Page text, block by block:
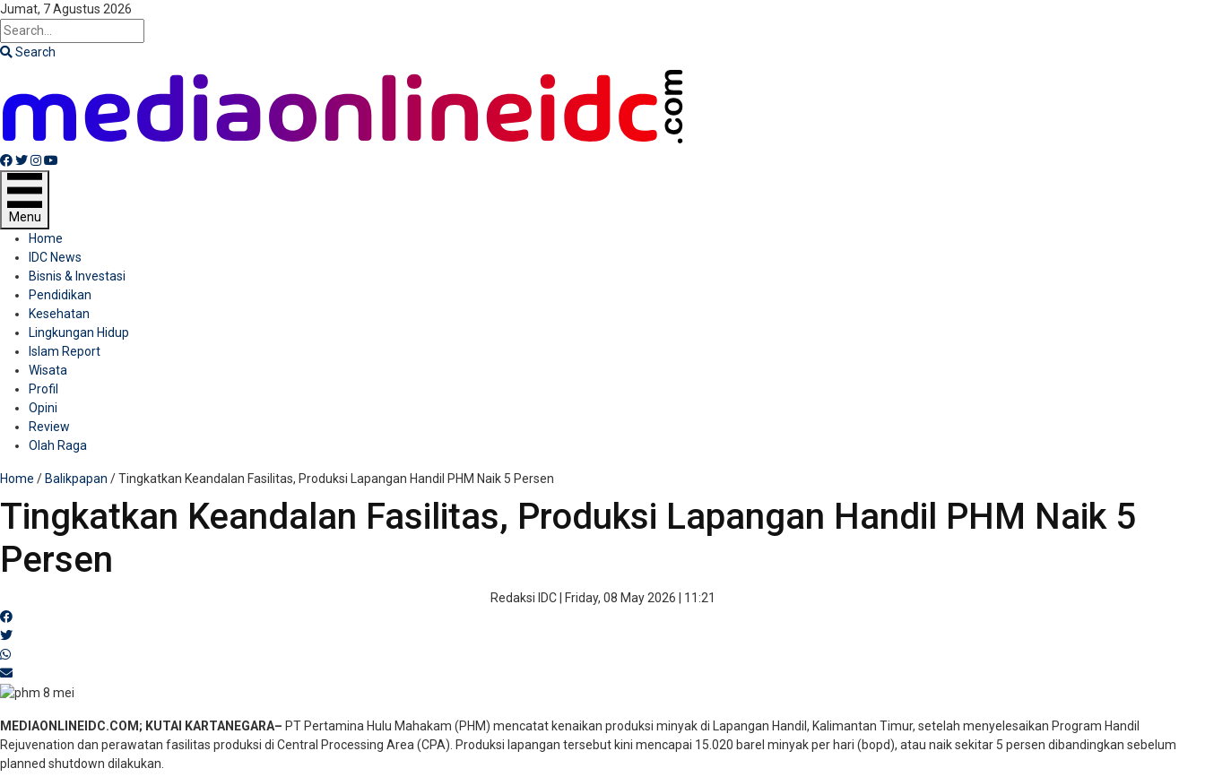
Jumat, 7 Agustus 2026
Search
Facebook
Twitter
Instagram
Menu
Home
IDC News
Bisnis & Investasi
Pendidikan
Kesehatan
Lingkungan Hidup
Islam Report
Wisata
Profil
Opini
Review
Olah Raga
Home / Balikpapan /Tingkatkan Keandalan Fasilitas, Produksi Lapangan Handil PHM Naik 5 Persen
Tingkatkan Keandalan Fasilitas, Produksi Lapangan Handil PHM Naik 5
Persen
Redaksi IDC Friday, 08 May 2026 | 11:21
MEDIAONLINEIDC.COM; KUTAI KARTANEGARA– PT Pertamina Hulu Mahakam (PHM) mencatat kenaikan produksi minyak di Lapangan Handil, Kalimantan Timur, setelah menyelesaikan Program Handil
Rejuvenation dan perawatan fasilitas produksi di Central Processing Area (CPA). Produksi lapangan tersebut kini mencapai 15.020 barel minyak per hari (bopd), atau naik sekitar 5 persen dibandingkan sebelum
planned shutdown dilakukan.